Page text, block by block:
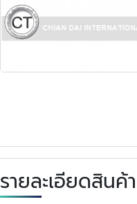
รายละเอียดสินค้า